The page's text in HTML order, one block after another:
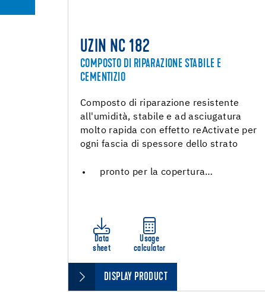
UZIN NC 182
COMPOSTO DI RIPARAZIONE STABILE E
CEMENTIZIO
Composto di riparazione resistente
all'umidità, stabile e ad asciugatura
molto rapida con effetto reActivate per
ogni fascia di spessore dello strato
pronto per la copertura…
Data
sheet
Usage
calculator
DISPLAY PRODUCT